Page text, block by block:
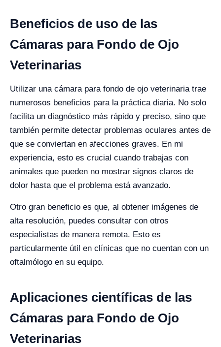
Beneficios de uso de las
Cámaras para Fondo de Ojo
Veterinarias
Utilizar una cámara para fondo de ojo veterinaria trae
numerosos beneficios para la práctica diaria. No solo
facilita un diagnóstico más rápido y preciso, sino que
también permite detectar problemas oculares antes de
que se conviertan en afecciones graves. En mi
experiencia, esto es crucial cuando trabajas con
animales que pueden no mostrar signos claros de
dolor hasta que el problema está avanzado.
Otro gran beneficio es que, al obtener imágenes de
alta resolución, puedes consultar con otros
especialistas de manera remota. Esto es
particularmente útil en clínicas que no cuentan con un
oftalmólogo en su equipo.
Aplicaciones científicas de las
Cámaras para Fondo de Ojo
Veterinarias